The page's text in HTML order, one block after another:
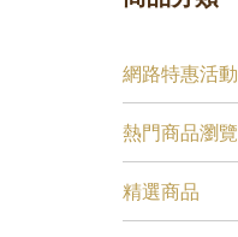
網路特惠活動
熱門商品瀏覽
精選商品